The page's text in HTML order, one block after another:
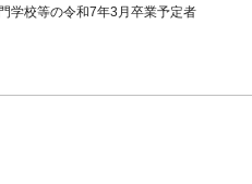
学校等の令和7年3月卒業予定者